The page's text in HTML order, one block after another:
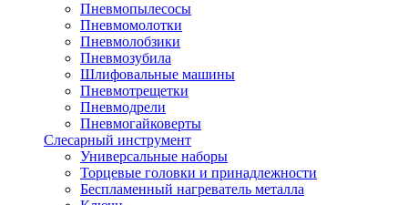
Пневмопылесосы
Пневмомолотки
Пневмолобзики
Пневмозубила
Шлифовальные машины
Пневмотрещетки
Пневмодрели
Пневмогайковерты
Слесарный инструмент
Универсальные наборы
Торцевые головки и принадлежности
Беспламенный нагреватель металла